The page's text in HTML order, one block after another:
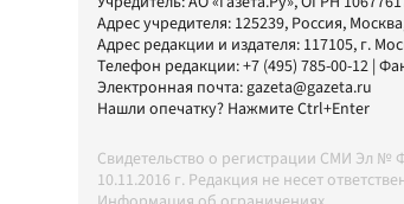
Адрес учредителя: 125239, Россия,
Адрес редакции и издателя: 117105, г.
Телефон редакции:+7 (495) 785-00-12 |
Электронная почта:gazeta@gazeta.ru
Нашли опечатку? Нажмите Ctrl+Enter
Свидетельство о регистрации СМИ Эл
10.11.2016 г. Редакция не несет